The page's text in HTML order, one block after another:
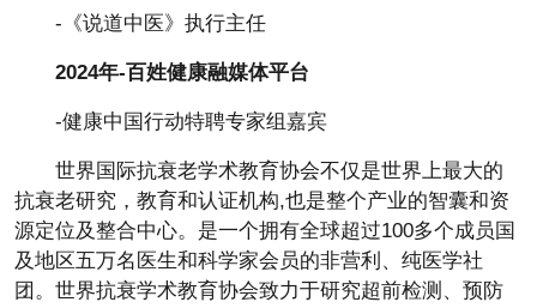
-《说道中医》执行主任
2024年-百姓健康融媒体平台
-健康中国行动特聘专家组嘉宾
世界国际抗衰老学术教育协会不仅是世界上最大的
抗衰老研究，教育和认证机构,也是整个产业的智囊和资
源定位及整合中心。是一个拥有全球超过100多个成员国
及地区五万名医生和科学家会员的非营利、纯医学社
团。世界抗衰学术教育协会致力于研究超前检测、预防